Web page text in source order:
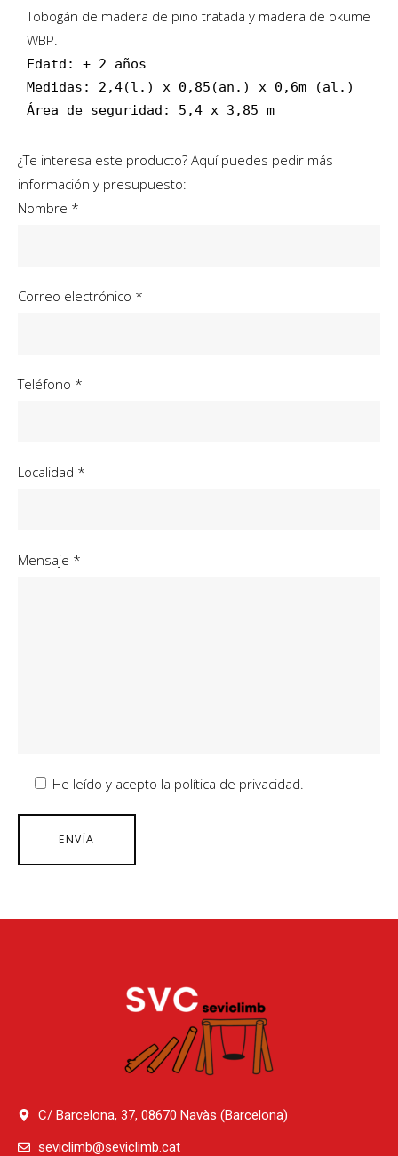
Tobogán de madera de pino tratada y madera de okume
WBP.
Edatd: + 2 años
Medidas: 2,4(l.) x 0,85(an.) x 0,6m (al.)
Área de seguridad: 5,4 x 3,85 m
¿Te interesa este producto? Aquí puedes pedir más
información y presupuesto:
Nombre *
Correo electrónico *
Teléfono *
Localidad *
Mensaje *
He leído y acepto la política de privacidad.
C/ Barcelona, 37, 08670 Navàs (Barcelona)
seviclimb@seviclimb.cat